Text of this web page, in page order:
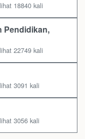
18840 kali
Pendidikan,
22749 kali
3091 kali
3056 kali